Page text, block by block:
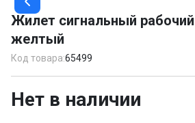
1
of
1
Жилет сигнальный
желтый
Код товара:65499
Нет в наличии